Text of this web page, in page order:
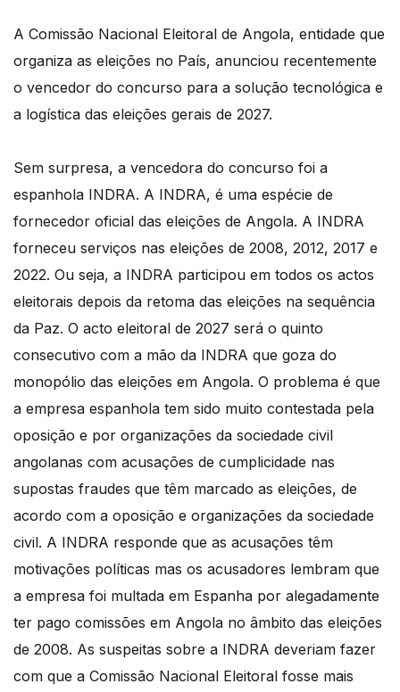
A Comissão Nacional Eleitoral de Angola, entidade que
organiza as eleições no País, anunciou recentemente
o vencedor do concurso para a solução tecnológica e
a logística das eleições gerais de 2027.
Sem surpresa, a vencedora do concurso foi a
espanhola INDRA. A INDRA, é uma espécie de
fornecedor oficial das eleições de Angola. A INDRA
forneceu serviços nas eleições de 2008, 2012, 2017 e
2022. Ou seja, a INDRA participou em todos os actos
eleitorais depois da retoma das eleições na sequência
da Paz. O acto eleitoral de 2027 será o quinto
consecutivo com a mão da INDRA que goza do
monopólio das eleições em Angola. O problema é que
a empresa espanhola tem sido muito contestada pela
oposição e por organizações da sociedade civil
angolanas com acusações de cumplicidade nas
supostas fraudes que têm marcado as eleições, de
acordo com a oposição e organizações da sociedade
civil. A INDRA responde que as acusações têm
motivações políticas mas os acusadores lembram que
a empresa foi multada em Espanha por alegadamente
ter pago comissões em Angola no âmbito das eleições
de 2008. As suspeitas sobre a INDRA deveriam fazer
com que a Comissão Nacional Eleitoral fosse mais